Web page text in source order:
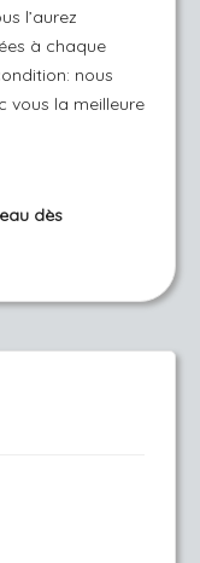
l’aurez
à chaque
nous
vous la meilleure
dès